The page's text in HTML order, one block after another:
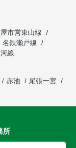
市営東山線
名鉄瀬戸線
線
赤池
尾張一宮
所